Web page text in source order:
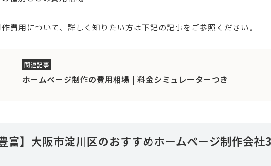
費用について、詳しく知りたい方は下記の記事をご参照ください。
ホームページ制作の費用相場 | 料金シミュレーターつき
富】大阪市淀川区のおすすめホームページ制作会社3